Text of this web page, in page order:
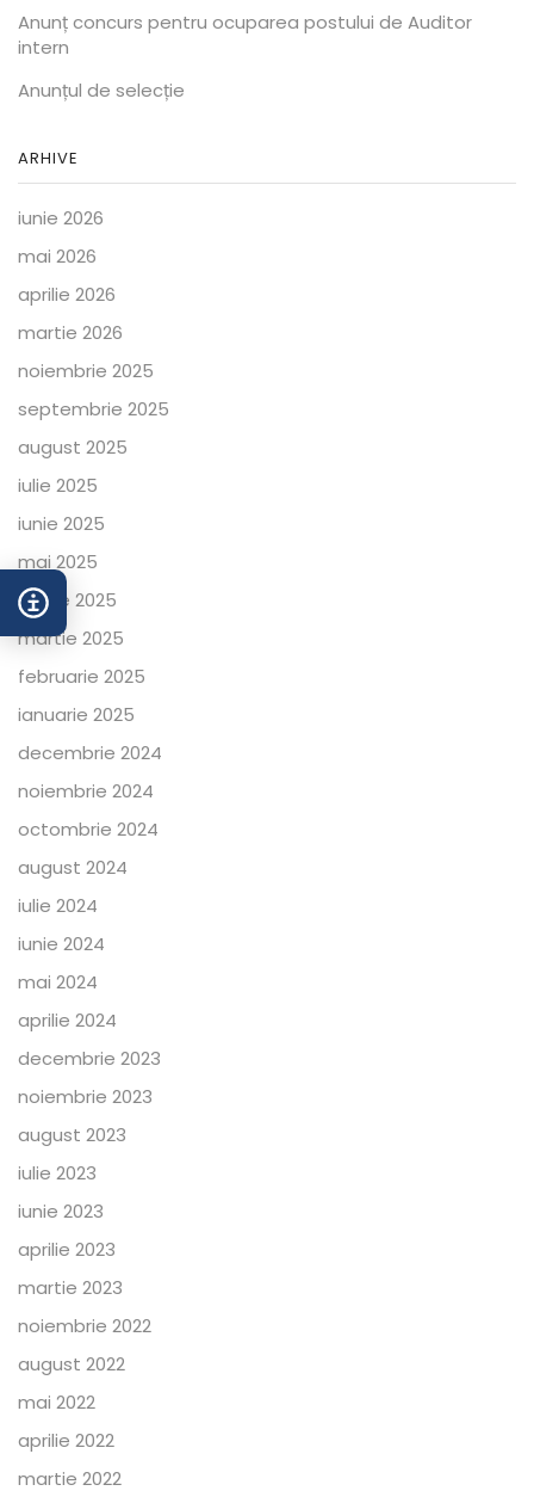
Anunț concurs pentru ocuparea postului de Auditor
intern
Anunțul de selecție
ARHIVE
iunie 2026
mai 2026
aprilie 2026
martie 2026
noiembrie 2025
septembrie 2025
august 2025
iulie 2025
iunie 2025
mai 2025
aprilie 2025
martie 2025
februarie 2025
ianuarie 2025
decembrie 2024
noiembrie 2024
octombrie 2024
august 2024
iulie 2024
iunie 2024
mai 2024
aprilie 2024
decembrie 2023
noiembrie 2023
august 2023
iulie 2023
iunie 2023
aprilie 2023
martie 2023
noiembrie 2022
august 2022
mai 2022
aprilie 2022
martie 2022